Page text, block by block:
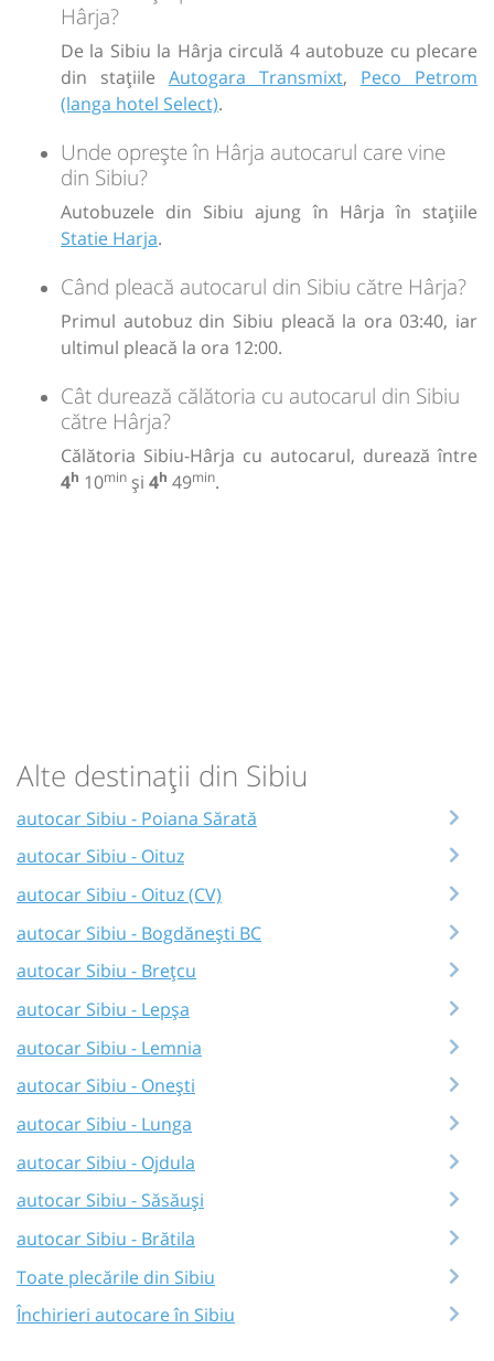
OH Dotări:
Afiseaza itinerariu
16:30 Hârja Statie Harja
Durată:
min
M S D
180lei Cumpără
Sursa: Trans Olteanu Tour SRL | Ultima actualizare:07/2026
Hârja?
De la Sibiu la Hârja circulă 4 autobuze cu plecare
din stațiile Autogara Transmixt, Peco Petrom
(langa hotel Select).
Unde oprește în Hârja autocarul care vine
din Sibiu?
Autobuzele din Sibiu ajung în Hârja în stațiile
Statie Harja.
Când pleacă autocarul din Sibiu către Hârja?
Primul autobuz din Sibiu pleacă la ora 03:40, iar
ultimul pleacă la ora 12:00.
Cât durează călătoria cu autocarul din Sibiu
către Hârja?
Călătoria Sibiu-Hârja cu autocarul, durează între
4h 10min și 4h 49min.
Alte destinații din Sibiu
autocar Sibiu - Poiana Sărată
autocar Sibiu - Oituz
autocar Sibiu - Oituz (CV)
autocar Sibiu - Bogdănești BC
autocar Sibiu - Brețcu
autocar Sibiu - Lepșa
autocar Sibiu - Lemnia
autocar Sibiu - Onești
autocar Sibiu - Lunga
autocar Sibiu - Ojdula
autocar Sibiu - Săsăuși
autocar Sibiu - Brătila
Toate plecările din Sibiu
Închirieri autocare în Sibiu